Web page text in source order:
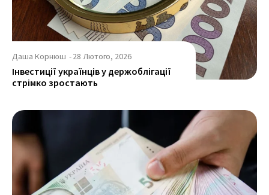
Даша Корнюш -28 Лютого, 2026
Інвестиції українців у держоблігації
стрімко зростають